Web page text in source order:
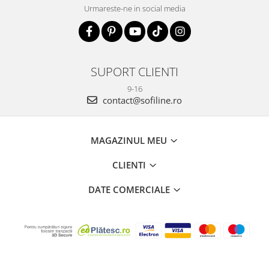
Urmareste-ne in social media
SUPORT CLIENTI
9-16
contact@sofiline.ro
MAGAZINUL MEU
CLIENTI
DATE COMERCIALE